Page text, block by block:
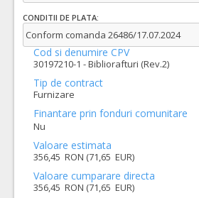
CONDITII DE PLATA:
Conform comanda 26486/17.07.2024
Cod si denumire CPV
30197210-1 - Bibliorafturi (Rev.2)
Tip de contract
Furnizare
Finantare prin fonduri comunitare
Nu
Valoare estimata
356,45 RON (71,65 EUR)
Valoare cumparare directa
356,45 RON (71,65 EUR)